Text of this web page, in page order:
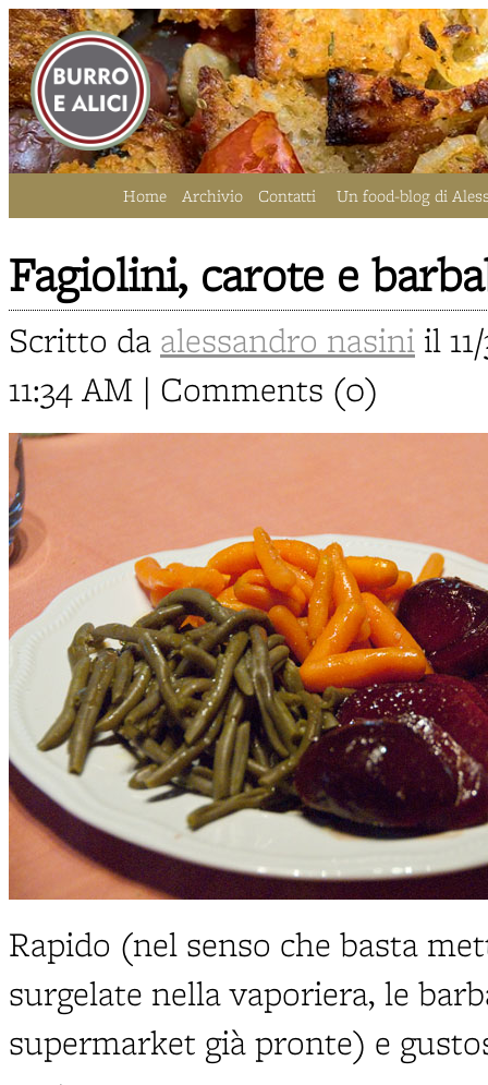
Home Archivio Contatti Un food-blog di
Fagiolini, carote e
Scritto da alessandro nasini il
11:34 AM | Comments (0)
Rapido (nel senso che basta
surgelate nella vaporiera, le
supermarket già pronte) e